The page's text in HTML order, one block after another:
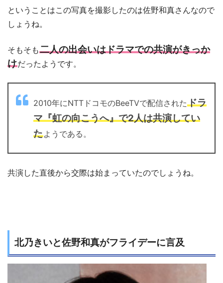
ということはこの写真を撮影したのは佐野和真さんなので
しょうね。
そもそも二人の出会いはドラマでの共演がきっか
けだったようです。
2010年にNTTドコモのBeeTVで配信されたドラ
マ『虹の向こうへ』で2人は共演してい
たようである。
共演した直後から交際は始まっていたのでしょうね。
北乃きいと佐野和真がフライデーに言及